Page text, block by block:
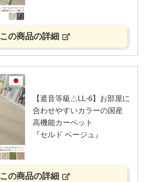
この商品の詳細
【遮音等級△LL-6】お部屋に
合わせやすいカラーの国産
高機能カーペット
『セルド ベージュ』
この商品の詳細